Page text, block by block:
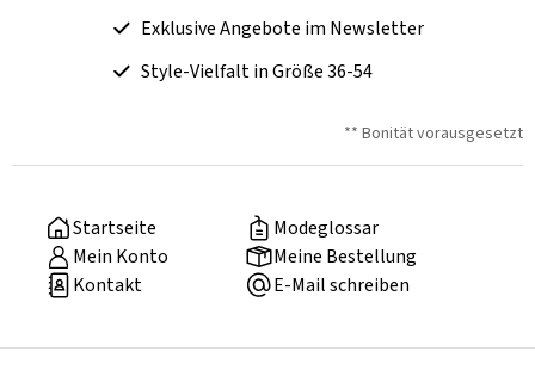
Exklusive Angebote im Newsletter
Style-Vielfalt in Größe 36-54
** Bonität vorausgesetzt
Startseite
Modeglossar
Mein Konto
Meine Bestellung
Kontakt
E-Mail schreiben